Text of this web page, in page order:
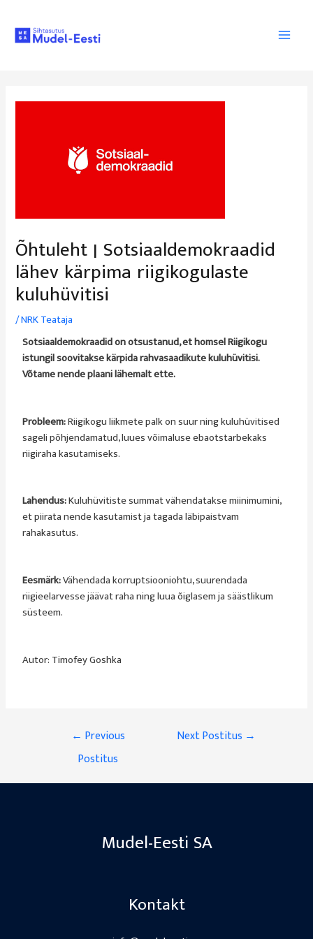
Õhtuleht | Sotsiaaldemokraadid
lähev kärpima riigikogulaste
kuluhüvitisi
/NRK Teataja
Sotsiaaldemokraadid on otsustanud, et homsel Riigikogu
istungil soovitakse kärpida rahvasaadikute kuluhüvitisi.
Võtame nende plaani lähemalt ette.
Probleem:Riigikogu liikmete palk on suur ning kuluhüvitised
sageli põhjendamatud, luues võimaluse ebaotstarbekaks
riigiraha kasutamiseks.
Lahendus:Kuluhüvitiste summat vähendatakse miinimumini,
et piirata nende kasutamist ja tagada läbipaistvam
rahakasutus.
Eesmärk:Vähendada korruptsiooniohtu, suurendada
riigieelarvesse jäävat raha ning luua õiglasem ja säästlikum
süsteem.
Autor: Timofey Goshka
← Previous
Postitus
Next Postitus →
Mudel-Eesti SA
Kontakt